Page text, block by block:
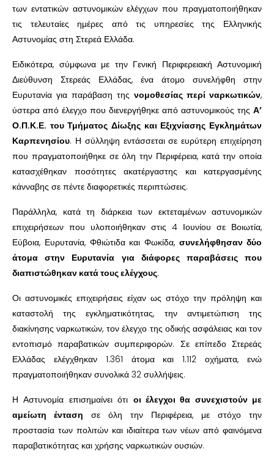
των εντατικών αστυνομικών ελέγχων που πραγματοποιήθηκαν
τις τελευταίες ημέρες από τις υπηρεσίες της Ελληνικής
Αστυνομίας στη Στερεά Ελλάδα.
Ειδικότερα, σύμφωνα με την Γενική Περιφερειακή Αστυνομική
Διεύθυνση Στερεάς Ελλάδας, ένα άτομο συνελήφθη στην
Ευρυτανία για παράβαση της νομοθεσίας περί ναρκωτικών,
ύστερα από έλεγχο που διενεργήθηκε από αστυνομικούς της Α’
Ο.Π.Κ.Ε. του Τμήματος Δίωξης και Εξιχνίασης Εγκλημάτων
Καρπενησίου. Η σύλληψη εντάσσεται σε ευρύτερη επιχείρηση
που πραγματοποιήθηκε σε όλη την Περιφέρεια, κατά την οποία
κατασχέθηκαν ποσότητες ακατέργαστης και κατεργασμένης
κάνναβης σε πέντε διαφορετικές περιπτώσεις.
Παράλληλα, κατά τη διάρκεια των εκτεταμένων αστυνομικών
επιχειρήσεων που υλοποιήθηκαν στις 4 Ιουνίου σε Βοιωτία,
Εύβοια, Ευρυτανία, Φθιώτιδα και Φωκίδα,συνελήφθησαν δύο
άτομα στην Ευρυτανία για διάφορες παραβάσεις που
διαπιστώθηκαν κατά τους ελέγχους.
Οι αστυνομικές επιχειρήσεις είχαν ως στόχο την πρόληψη και
καταστολή της εγκληματικότητας, την αντιμετώπιση της
διακίνησης ναρκωτικών, τον έλεγχο της οδικής ασφάλειας και τον
εντοπισμό παραβατικών συμπεριφορών. Σε επίπεδο Στερεάς
Ελλάδας ελέγχθηκαν 1.361 άτομα και 1.112 οχήματα, ενώ
πραγματοποιήθηκαν συνολικά 32 συλλήψεις.
Η Αστυνομία επισημαίνει ότι οι έλεγχοι θα συνεχιστούν με
αμείωτη ένταση σε όλη την Περιφέρεια, με στόχο την
προστασία των πολιτών και ιδιαίτερα των νέων από φαινόμενα
παραβατικότητας και χρήσης ναρκωτικών ουσιών.